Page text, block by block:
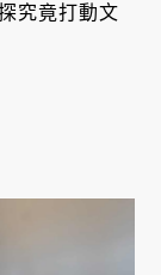
究竟打動文